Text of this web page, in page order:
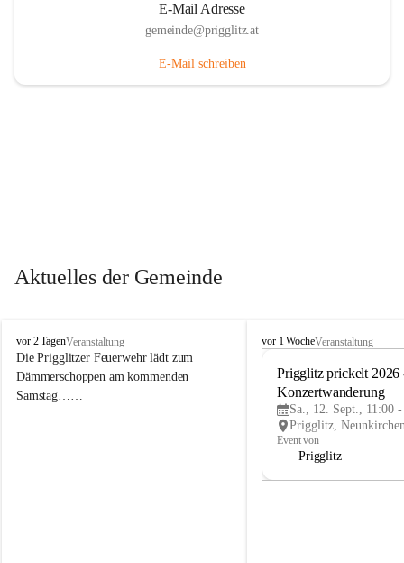
E-Mail Adresse
gemeinde@prigglitz.at
E-Mail schreiben
Aktuelles der Gemeinde
P
r
i
g
vor 2 TagenVeranstaltung
Die Prigglitzer Feuerwehr lädt zum
Dämmerschoppen am kommenden
Samstag……
P
vor 1 WocheVeranstaltung
Prigglitz prickelt 2026
Konzertwanderung
Sa., 12. Sept., 11:00
Event von
Prigglitz